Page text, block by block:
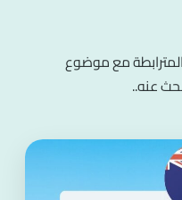
المترابطة مع موضوع
عنه..